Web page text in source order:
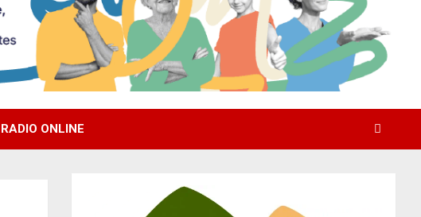
RADIO ONLINE